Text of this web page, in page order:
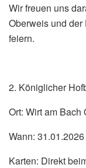
Wir freuen uns
Oberweis und
feiern.
2. Königlicher
Ort: Wirt am Bach
Wann:
Karten: Direkt